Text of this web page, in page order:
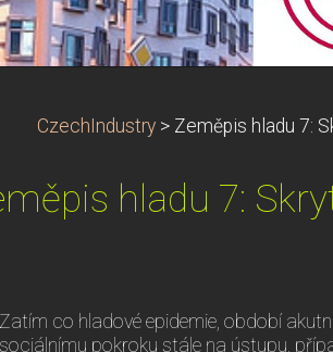
CzechIndustry > Zeměpis hladu 7:
hladu 7:
Zatím co hladové epidemie, období
sociálnímu pokroku stále na ústupu,